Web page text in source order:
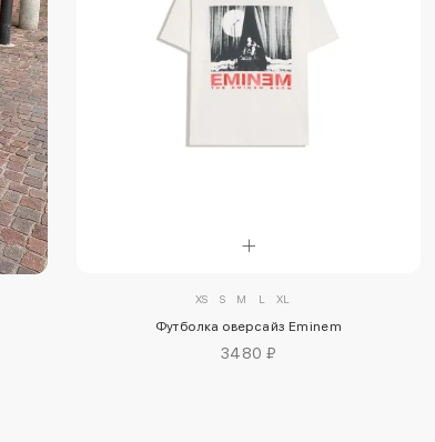
XS S M L XL
Футболка оверсайз Eminem
3480 ₽